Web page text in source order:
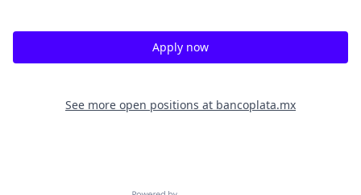
Apply now
See more open positions at bancoplata.mx